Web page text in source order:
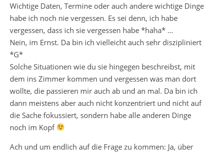
Wichtige Daten, Termine oder auch andere wichtige Dinge
habe ich noch nie vergessen. Es sei denn, ich habe
vergessen, dass ich sie vergessen habe *haha* …
Nein, im Ernst. Da bin ich vielleicht auch sehr diszipliniert
*G*
Solche Situationen wie du sie hingegen beschreibst, mit
dem ins Zimmer kommen und vergessen was man dort
wollte, die passieren mir auch ab und an mal. Da bin ich
dann meistens aber auch nicht konzentriert und nicht auf
die Sache fokussiert, sondern habe alle anderen Dinge
noch im Kopf
Ach und um endlich auf die Frage zu kommen: Ja, über